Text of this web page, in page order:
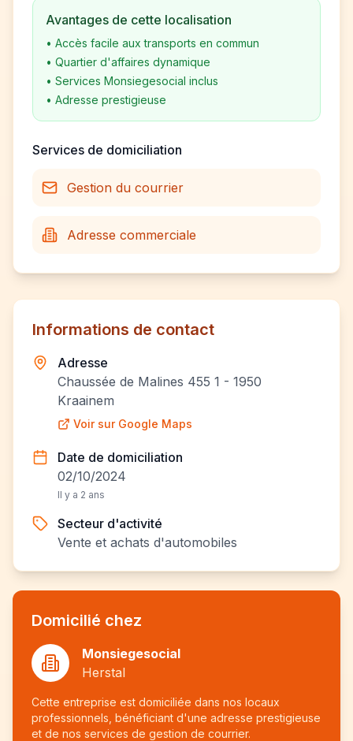
Avantages de cette localisation
• Accès facile aux transports en commun
• Quartier d'affaires dynamique
• Services Monsiegesocial inclus
• Adresse prestigieuse
Services de domiciliation
Gestion du courrier
Adresse commerciale
Informations de contact
Adresse
Chaussée de Malines 455 1 - 1950
Kraainem
Voir sur Google Maps
Date de domiciliation
02/10/2024
Il y a 2 ans
Secteur d'activité
Vente et achats d'automobiles
Domicilié chez
Monsiegesocial
Herstal
Cette entreprise est domiciliée dans nos locaux
professionnels, bénéficiant d'une adresse prestigieuse
et de nos services de gestion de courrier.